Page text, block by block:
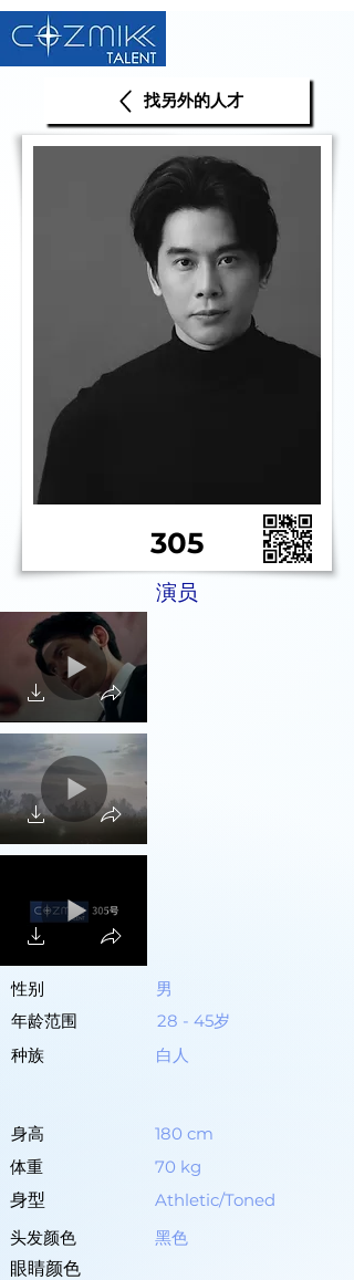
找另外的人才
305
演员
性别
男
年龄范围
28 - 45岁
种族
白人
身高
180 cm
体重
70 kg
身型
Athletic/Toned
头发颜色
黑色
眼睛颜色